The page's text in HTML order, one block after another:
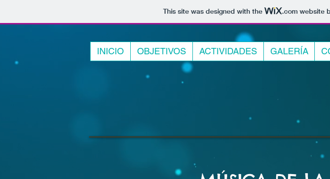
This site was designed with the .comwebsite
INICIO OBJETIVOS ACTIVIDADES GALERÍA